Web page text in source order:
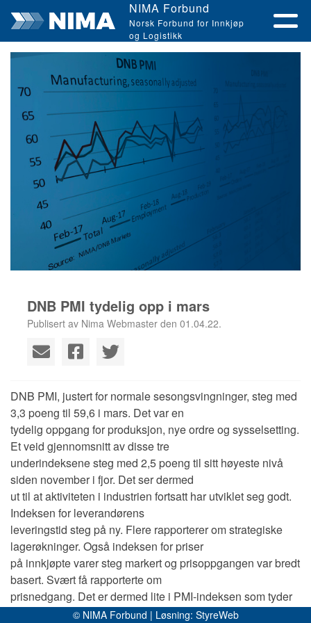
NIMA Forbund
Norsk Forbund for Innkjøp
og Logistikk
DNB PMI tydelig opp i mars
Publisert av Nima Webmaster den 01.04.22.
DNB PMI, justert for normale sesongsvingninger, steg med
3,3 poeng til 59,6 i mars. Det var en
tydelig oppgang for produksjon, nye ordre og sysselsetting.
Et veid gjennomsnitt av disse tre
underindeksene steg med 2,5 poeng til sitt høyeste nivå
siden november i fjor. Det ser dermed
ut til at aktiviteten i industrien fortsatt har utviklet seg godt.
Indeksen for leverandørens
leveringstid steg på ny. Flere rapporterer om strategiske
lagerøkninger. Også indeksen for priser
på innkjøpte varer steg markert og prisoppgangen var bredt
basert. Svært få rapporterte om
prisnedgang. Det er dermed lite i PMI-indeksen som tyder
på at flaskehalser i produksjon og
© NIMA Forbund | Løsning: StyreWeb